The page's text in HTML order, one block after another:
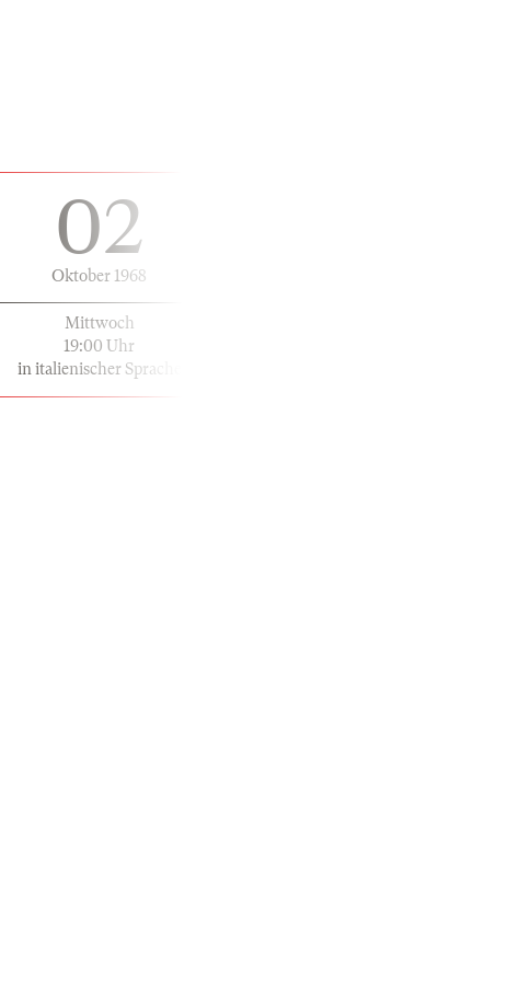
02
Oktober 1968
Mittwoch
19:00 Uhr
in italienischer Sprache